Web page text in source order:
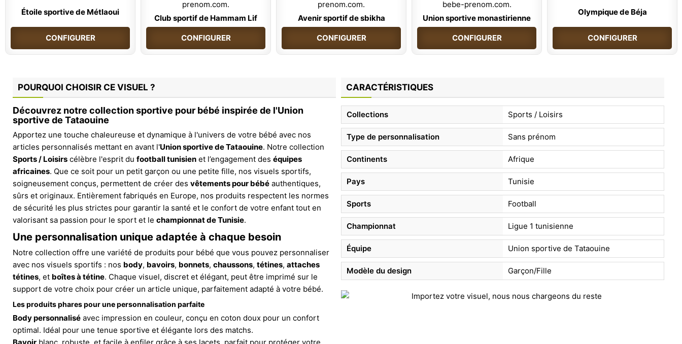
Étoile sportive de Métlaoui
CONFIGURER
Club sportif de Hammam Lif
CONFIGURER
Avenir sportif de sbikha
CONFIGURER
Union sportive monastirienne
CONFIGURER
Olympique de Béja
CONFIGURER
POURQUOI CHOISIR CE VISUEL ?
Découvrez notre collection sportive pour bébé inspirée de l'Union
sportive de Tataouine
Apportez une touche chaleureuse et dynamique à l'univers de votre bébé avec nos
articles personnalisés mettant en avant l'Union sportive de Tataouine. Notre collection
Sports / Loisirs célèbre l'esprit du football tunisien et l’engagement des équipes
africaines. Que ce soit pour un petit garçon ou une petite fille, nos visuels sportifs,
soigneusement conçus, permettent de créer des vêtements pour bébé authentiques,
sûrs et originaux. Entièrement fabriqués en Europe, nos produits respectent les normes
de sécurité les plus strictes pour garantir la santé et le confort de votre enfant tout en
valorisant sa passion pour le sport et le championnat de Tunisie.
Une personnalisation unique adaptée à chaque besoin
Notre collection offre une variété de produits pour bébé que vous pouvez personnaliser
avec nos visuels sportifs : nos body, bavoirs, bonnets, chaussons, tétines, attaches
tétines, et boîtes à tétine. Chaque visuel, discret et élégant, peut être imprimé sur le
support de votre choix pour créer un article unique, parfaitement adapté à votre bébé.
Les produits phares pour une personnalisation parfaite
Body personnalisé avec impression en couleur, conçu en coton doux pour un confort
optimal. Idéal pour une tenue sportive et élégante lors des matchs.
CARACTÉRISTIQUES
Collections Sports / Loisirs
Type de personnalisation Sans prénom
Continents Afrique
Pays Tunisie
Sports Football
Championnat Ligue 1 tunisienne
Équipe Union sportive de Tataouine
Modèle du design Garçon/Fille